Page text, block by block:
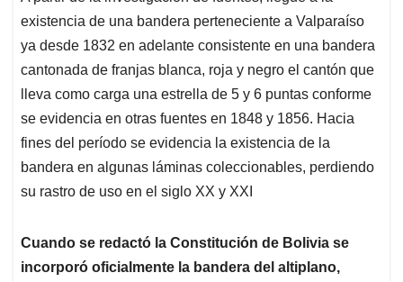
existencia de una bandera perteneciente a Valparaíso
ya desde 1832 en adelante consistente en una bandera
cantonada de franjas blanca, roja y negro el cantón que
lleva como carga una estrella de 5 y 6 puntas conforme
se evidencia en otras fuentes en 1848 y 1856. Hacia
fines del período se evidencia la existencia de la
bandera en algunas láminas coleccionables, perdiendo
su rastro de uso en el siglo XX y XXI
Cuando se redactó la Constitución de Bolivia se
incorporó oficialmente la bandera del altiplano,